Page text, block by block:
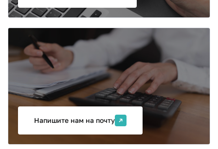
Коллективная заявка
Если вы хотите обучить несколько сотрудников
вашей организации, направьте нам заявку на
корпоративное обучение. Мы поможем подобрать
оптимальный формат обучения, ответим на вопросы
и подготовим предложение с учетом ваших задач.
Напишите нам на почту